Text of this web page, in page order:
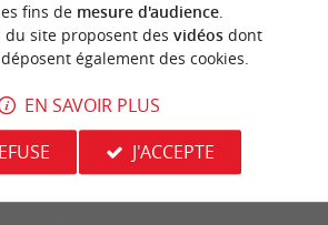
Bains et ses ports
les-Bains
Top 10 des
d’Arcachon
fins de mesure d'audience.
du site proposent des vidéosdont
également des cookies.
EN SAVOIR PLUS
J'ACCEPTE